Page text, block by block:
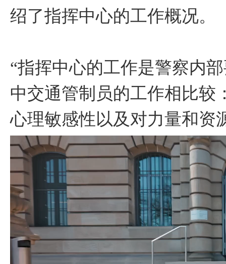
绍了指挥中心的工作概况。
“指挥中心的工作是警察内
中交通管制员的工作相比较
心理敏感性以及对力量和资